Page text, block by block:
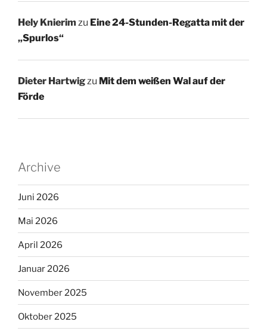
Hely Knierim zu Eine 24-Stunden-Regatta mit der
„Spurlos“
Dieter Hartwigzu Mit dem weißen Wal auf der
Förde
Archive
Juni 2026
Mai 2026
April 2026
Januar 2026
November 2025
Oktober 2025